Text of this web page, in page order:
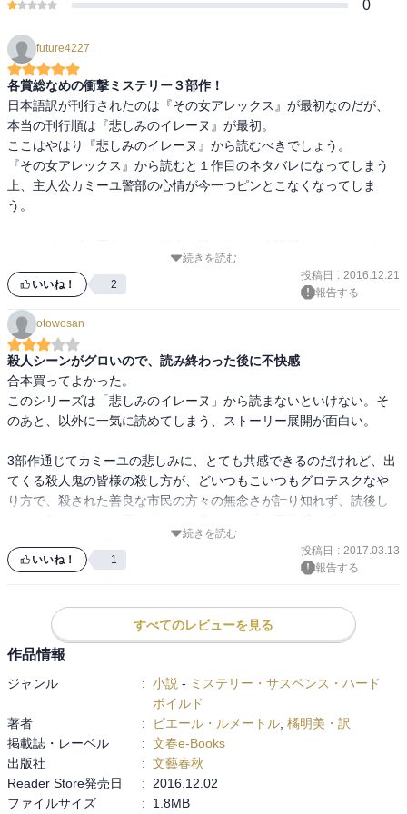
0
future4227
各賞総なめの衝撃ミステリー３部作！
日本語訳が刊行されたのは『その女アレックス』が最初なのだが、
本当の刊行順は『悲しみのイレーヌ』が最初。
ここはやはり『悲しみのイレーヌ』から読むべきでしょう。
『その女アレックス』から読むと１作目のネタバレになってしまう
上、主人公カミーユ警部の心情が今一つピンとこなくなってしま
う。
らず、カミーユ警部を取り巻く人間模様が魅力的に描かれていると
ころにある。
く。
一刻も早く犯人を見つけなければ、次の犠牲者が出てしまうという
プレッシャーの中での捜査。
そしてストーリーの前半と後半で、事件の様相が根本的に覆る仕掛
けもルメートルの巧みな作風である。
天才的な推理力や運動神経を持っているわけではない。
むしろコンプレックスの塊のような人間が、現場のたたき上げで地
道に成果を積み上げてきたようなキャラクターだ。
そういう所が親近感を覚える一因でもあるし、読者は読み進めてい
るうちに自然とカミーユにかなりの肩入れをしてしまうことにな
る。
続きを読む
いいね！ 2
投稿日 : 2016.12.21
報告する
otowosan
殺人シーンがグロいので、読み終わった後に不快感
合本買ってよかった。
このシリーズは「悲しみのイレーヌ」から読まないといけない。そ
のあと、以外に一気に読めてしまう、ストーリー展開が面白い。
3部作通じてカミーユの悲しみに、とても共感できるのだけれど、出
てくる殺人鬼の皆様の殺し方が、どいつもこいつもグロテスクなや
り方で、殺された善良な市民の方々の無念さが計り知れず、読後し
続きを読む
いいね！ 1
投稿日 : 2017.03.13
報告する
すべてのレビューを見る
作品情報
ジャンル : 小説 - ミステリー・サスペンス・ハード
ボイルド
著者
: ピエール・ルメートル 橘明美・訳
掲載誌・レーベル
: 文春e-Books
出版社
: 文藝春秋
Reader Store発売日
:
2016.12.02
ファイルサイズ
: 1.8MB